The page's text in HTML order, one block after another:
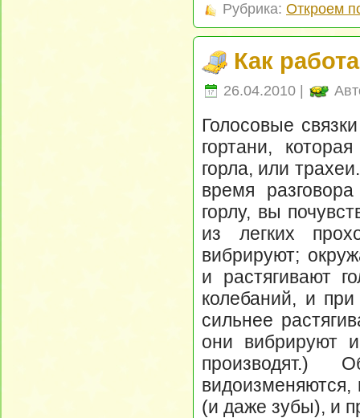
Рубрика: Откроем
Как
26.04.2010 |
Голосовые
гортани,
горла, или
время
горлу, вы
из легких
вибрируют;
и растягивают
колебаний, и
сильнее
они вибрируют
производят.)
видоизменяются,
(и даже зубы), и